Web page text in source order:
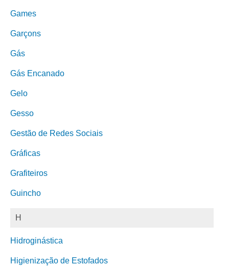
Games
Garçons
Gás
Gás Encanado
Gelo
Gesso
Gestão de Redes Sociais
Gráficas
Grafiteiros
Guincho
H
Hidroginástica
Higienização de Estofados